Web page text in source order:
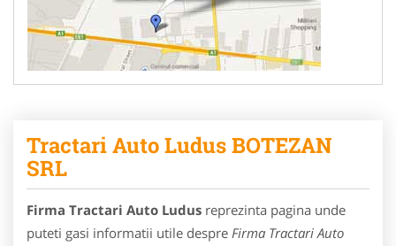
Tractari Auto Ludus BOTEZAN
SRL
Firma Tractari Auto Ludus reprezinta pagina unde
puteti gasi informatii utile despre Firma Tractari Auto